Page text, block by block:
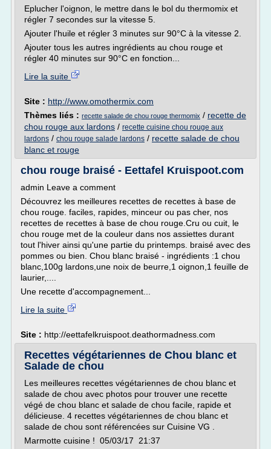
Eplucher l'oignon, le mettre dans le bol du thermomix et
régler 7 secondes sur la vitesse 5.
Ajouter l'huile et régler 3 minutes sur 90°C à la vitesse 2.
Ajouter tous les autres ingrédients au chou rouge et
régler 40 minutes sur 90°C en fonction...
Lire la suite
Site : http://www.omothermix.com
Thèmes liés : recette salade de chou rouge thermomix / recette de
chou rouge aux lardons / recette cuisine chou rouge aux
lardons / chou rouge salade lardons / recette salade de chou
blanc et rouge
chou rouge braisé - Eettafel Kruispoot.com
admin Leave a comment
Découvrez les meilleures recettes de recettes à base de
chou rouge. faciles, rapides, minceur ou pas cher, nos
recettes de recettes à base de chou rouge.Cru ou cuit, le
chou rouge met de la couleur dans nos assiettes durant
tout l'hiver ainsi qu'une partie du printemps. braisé avec des
pommes ou bien. Chou blanc braisé - ingrédients :1 chou
blanc,100g lardons,une noix de beurre,1 oignon,1 feuille de
laurier,....
Une recette d'accompagnement...
Lire la suite
Site : http://eettafelkruispoot.deathormadness.com
Recettes végétariennes de Chou blanc et
Salade de chou
Les meilleures recettes végétariennes de chou blanc et
salade de chou avec photos pour trouver une recette
végé de chou blanc et salade de chou facile, rapide et
délicieuse. 4 recettes végétariennes de chou blanc et
salade de chou sont référencées sur Cuisine VG .
Marmotte cuisine ! 05/03/17 21:37